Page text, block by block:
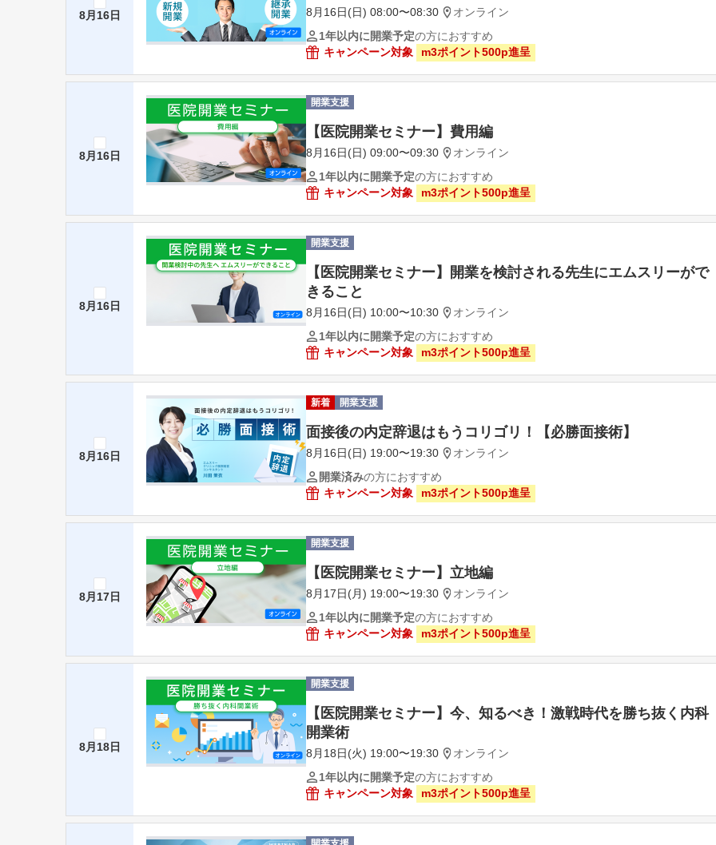
8月16日 8月16日(日) 08:00〜08:30
オンライン
1年以内に開業予定の方におすすめ
キャンペーン対象
m3ポイント500p進呈
8月16日
開業支援
【医院開業セミナー】費用編
8月16日(日) 09:00〜09:30
オンライン
1年以内に開業予定の方におすすめ
キャンペーン対象
m3ポイント500p進呈
8月16日
開業支援
【医院開業セミナー】開業を検討される先生にエムスリーがで
きること
8月16日(日) 10:00〜10:30
オンライン
1年以内に開業予定の方におすすめ
キャンペーン対象
m3ポイント500p進呈
8月16日
新着 開業支援
面接後の内定辞退はもうコリゴリ！【必勝面接術】
8月16日(日) 19:00〜19:30
オンライン
開業済みの方におすすめ
キャンペーン対象
m3ポイント500p進呈
8月17日
開業支援
【医院開業セミナー】立地編
8月17日(月) 19:00〜19:30
オンライン
1年以内に開業予定の方におすすめ
キャンペーン対象
m3ポイント500p進呈
8月18日
開業支援
【医院開業セミナー】今、知るべき！激戦時代を勝ち抜く内科
開業術
8月18日(火) 19:00〜19:30
オンライン
1年以内に開業予定の方におすすめ
キャンペーン対象
m3ポイント500p進呈